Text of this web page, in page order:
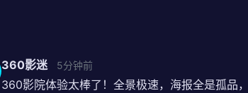
360影迷 5分钟前
360影院体验太棒了！全景极速，海报全是孤品